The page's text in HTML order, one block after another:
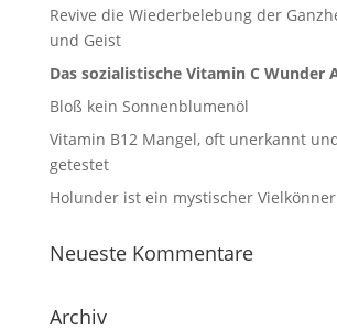
Revive die Wiederbelebung der
und Geist
Das sozialistische Vitamin C Wunder
Bloß kein Sonnenblumenöl
Vitamin B12 Mangel, oft unerkannt
getestet
Holunder ist ein mystischer Vielkönner
Neueste Kommentare
Archiv